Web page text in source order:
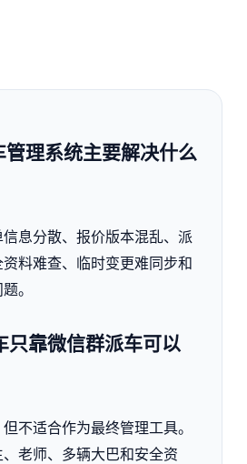
管理系统主要解决什么
息分散、报价版本混乱、派
料难查、临时变更难同步和
。
只靠微信群派车可以
不适合作为最终管理工具。
老师、多辆大巴和安全资